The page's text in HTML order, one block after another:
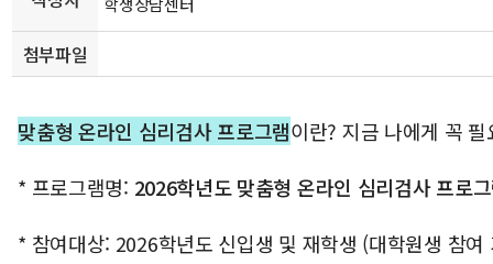
첨부파일
맞춤형 온라인 심리검사 프로그램이란? 지금 나에게 꼭
* 프로그램명: 2026학년도 맞춤형 온라인 심리검사 프로
* 참여대상: 2026학년도 신입생 및 재학생 (대학원생 참여